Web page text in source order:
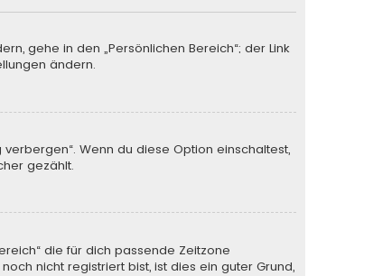
gehe in den „Persönlichen Bereich“; der Link
ändern.
Wenn du diese Option einschaltest,
gezählt.
die für dich passende Zeitzone
nicht registriert bist, ist dies ein guter Grund,